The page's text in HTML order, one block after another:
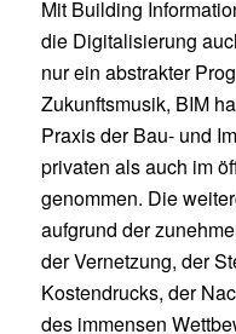
Mit Building
die Digitalisierung
nur ein abstrakter
Zukunftsmusik, BIM
Praxis der Bau- und
privaten als auch im
genommen. Die
aufgrund der
der Vernetzung, der
Kostendrucks, der
des immensen